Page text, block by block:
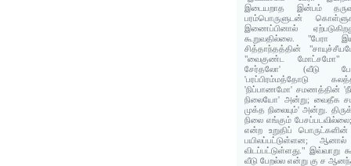
இடையறாத இன்பம்
பரம்பொருளுடன்
இணைப்பினால்
கூறுவதில்லை. "பேரா
சித்தாந்தத்தின்
"வைகுண்ட மோட்சமோ"
சேர்தலோ' (வீடு
'பரப்பிரம்மத்தோடு
'நிப்பாணமோ' சமணத்தின்
நிலையோ' அன்று; வைதீக
முக்த நிலையும்' அன்று.
நிலை எங்கும்
என்ற உறுதிப்
பயிலப்பட்டுள்ளன;
விடப்பட்டுள்ளது." இவ்வாறு
வீடு பேறல்ல என்று கு ச